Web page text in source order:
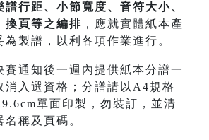
譜行距、小節寬度、音符大小、
換頁等之編排 ，應就實體紙本產
為製譜，以利各項作業進行。
賽通知後一週內提供紙本分譜一
消入選資格；分譜請以A4規格
單面印製，勿裝訂，並清
稱及頁碼。